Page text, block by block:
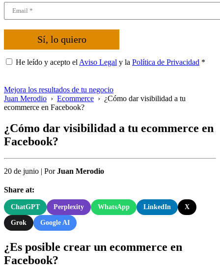
Sí, lo quiero
He leído y acepto el Aviso Legal y la Política de Privacidad *
Mejora los resultados de tu negocio
Juan Merodio › Ecommerce › ¿Cómo dar visibilidad a tu
ecommerce en Facebook?
¿Cómo dar visibilidad a tu ecommerce en
Facebook?
20 de junio | PorJuan Merodio
Share at:
ChatGPT Perplexity WhatsApp LinkedIn X
Grok Google AI
¿Es posible crear un ecommerce en
Facebook?